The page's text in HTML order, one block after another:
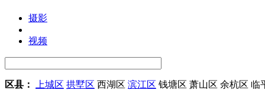
摄影
视频
区县： 上城区 拱墅区 西湖区 滨江区 钱塘区 萧山区 余杭区 临